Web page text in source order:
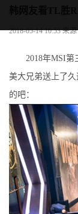
韩网友看TL胜
2018-05-14 10:53 来
2018年MSI第三
美大兄弟送上了
的吧：